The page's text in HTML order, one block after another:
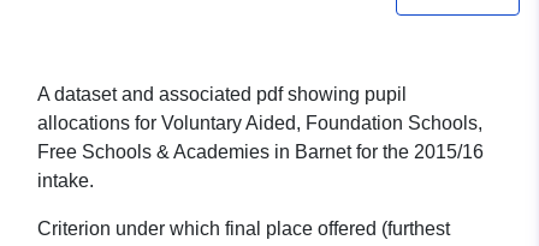
A dataset and associated pdf showing pupil
allocations for Voluntary Aided, Foundation Schools,
Free Schools & Academies in Barnet for the 2015/16
intake.
Criterion under which final place offered (furthest